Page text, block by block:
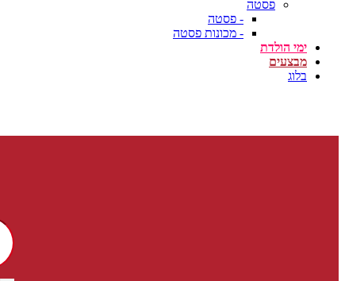
פסטה
- פסטה
- מכונות פסטה
ימי הולדת
מבצעים
בלוג